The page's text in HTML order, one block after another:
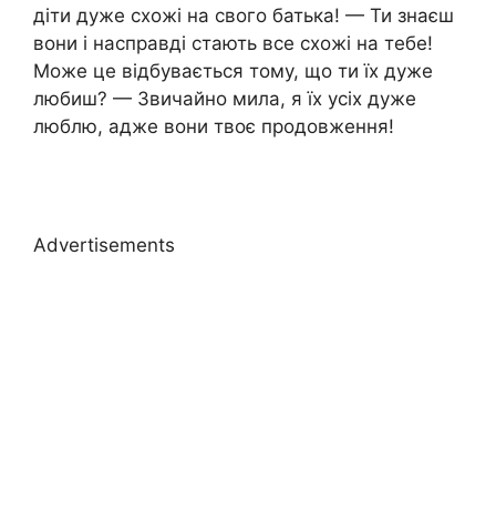
діти дуже схожі на свого батька! — Ти знаєш
вони і насправді стають все схожі на тебе!
Може це відбувається тому, що ти їх дуже
любиш? — Звичайно мила, я їх усіх дуже
люблю, адже вони твоє продовження!
Advertisements